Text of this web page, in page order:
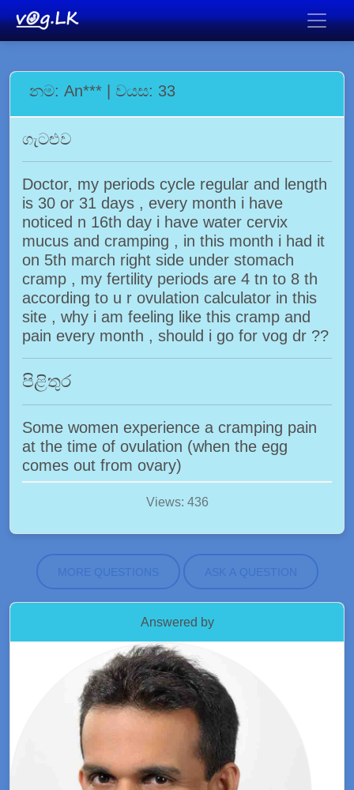
නම: An*** | වයස: 33
ගැටළුව
Doctor, my periods cycle regular and length
is 30 or 31 days , every month i have
noticed n 16th day i have water cervix
mucus and cramping , in this month i had it
on 5th march right side under stomach
cramp , my fertility periods are 4 tn to 8 th
according to u r ovulation calculator in this
site , why i am feeling like this cramp and
pain every month , should i go for vog dr ??
පිළිතුර
Some women experience a cramping pain
at the time of ovulation (when the egg
comes out from ovary)
Views: 436
MORE QUESTIONS ASK A QUESTION
Answered by